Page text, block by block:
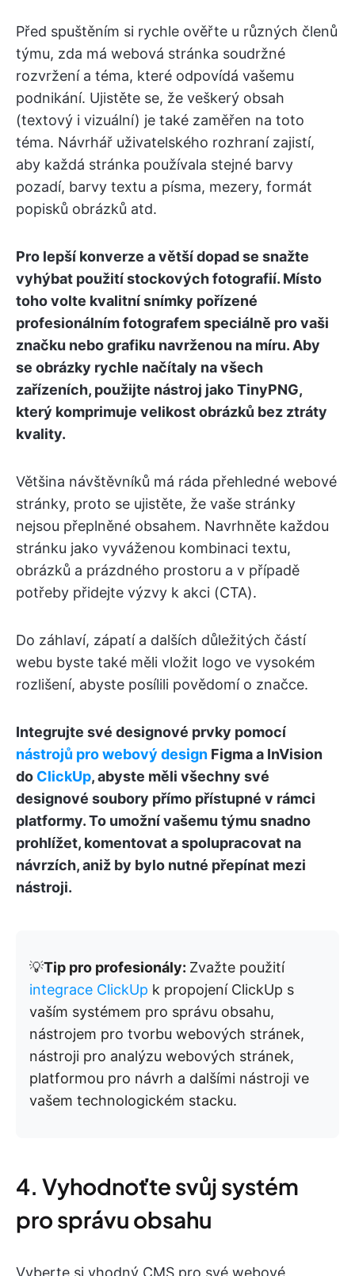
Před spuštěním si rychle ověřte u různých členů
týmu, zda má webová stránka soudržné
rozvržení a téma, které odpovídá vašemu
podnikání. Ujistěte se, že veškerý obsah
(textový i vizuální) je také zaměřen na toto
téma. Návrhář uživatelského rozhraní zajistí,
aby každá stránka používala stejné barvy
pozadí, barvy textu a písma, mezery, formát
popisků obrázků atd.
Pro lepší konverze a větší dopad se snažte
vyhýbat použití stockových fotografií. Místo
toho volte kvalitní snímky pořízené
profesionálním fotografem speciálně pro vaši
značku nebo grafiku navrženou na míru. Aby
se obrázky rychle načítaly na všech
zařízeních, použijte nástroj jako TinyPNG,
který komprimuje velikost obrázků bez ztráty
kvality.
Většina návštěvníků má ráda přehledné webové
stránky, proto se ujistěte, že vaše stránky
nejsou přeplněné obsahem. Navrhněte každou
stránku jako vyváženou kombinaci textu,
obrázků a prázdného prostoru a v případě
potřeby přidejte výzvy k akci (CTA).
Do záhlaví, zápatí a dalších důležitých částí
webu byste také měli vložit logo ve vysokém
rozlišení, abyste posílili povědomí o značce.
Integrujte své designové prvky pomocí
nástrojů pro webový design Figma a InVision
do ClickUp, abyste měli všechny své
designové soubory přímo přístupné v rámci
platformy. To umožní vašemu týmu snadno
prohlížet, komentovat a spolupracovat na
návrzích, aniž by bylo nutné přepínat mezi
nástroji.
💡Tip pro profesionály: Zvažte použití
integrace ClickUp k propojení ClickUp s
vaším systémem pro správu obsahu,
nástrojem pro tvorbu webových stránek,
nástroji pro analýzu webových stránek,
platformou pro návrh a dalšími nástroji ve
vašem technologickém stacku.
4. Vyhodnoťte svůj systém
pro správu obsahu
Vyberte si vhodný CMS pro své webové